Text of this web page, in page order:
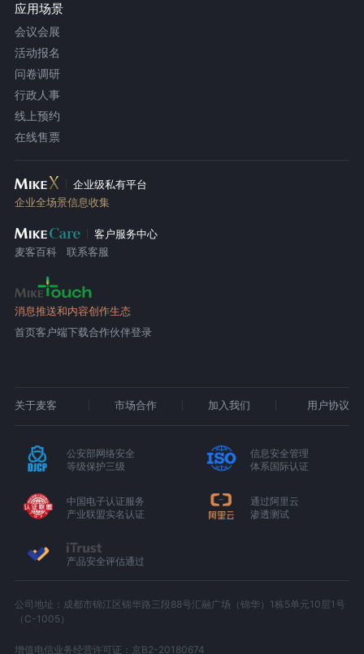
应用场景
会议会展
活动报名
问卷调研
行政人事
线上预约
在线售票
企业级私有平台
企业全场景信息收集
客户服务中心
麦客百科
联系客服
消息推送和内容创作生态
首页客户端下载合作伙伴登录
关于麦客 市场合作 加入我们 用户协议
公安部网络安全
等级保护三级
信息安全管理
体系国际认证
中国电子认证服务
产业联盟实名认证
通过阿里云
渗透测试
产品安全评估通过
公司地址：成都市锦江区锦华路三段88号汇融广场（锦华）1栋5单元10层1号
（C-1005）
增值电信业务经营许可证：京B2-20180674